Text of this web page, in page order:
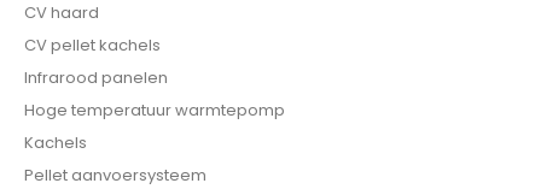
CV haard
CV pellet kachels
Infrarood panelen
Hoge temperatuur warmtepomp
Kachels
Pellet aanvoersysteem